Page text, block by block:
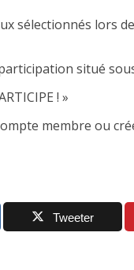
sélectionnés lors
situé
! »
membre ou
Tweeter